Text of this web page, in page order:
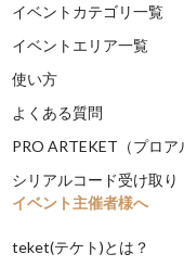
イベントカテゴリ一覧
イベントエリア一覧
使い方
よくある質問
PRO ARTEKET（プロア
シリアルコード受け取り
イベント主催者様へ
teket(テケト)とは？